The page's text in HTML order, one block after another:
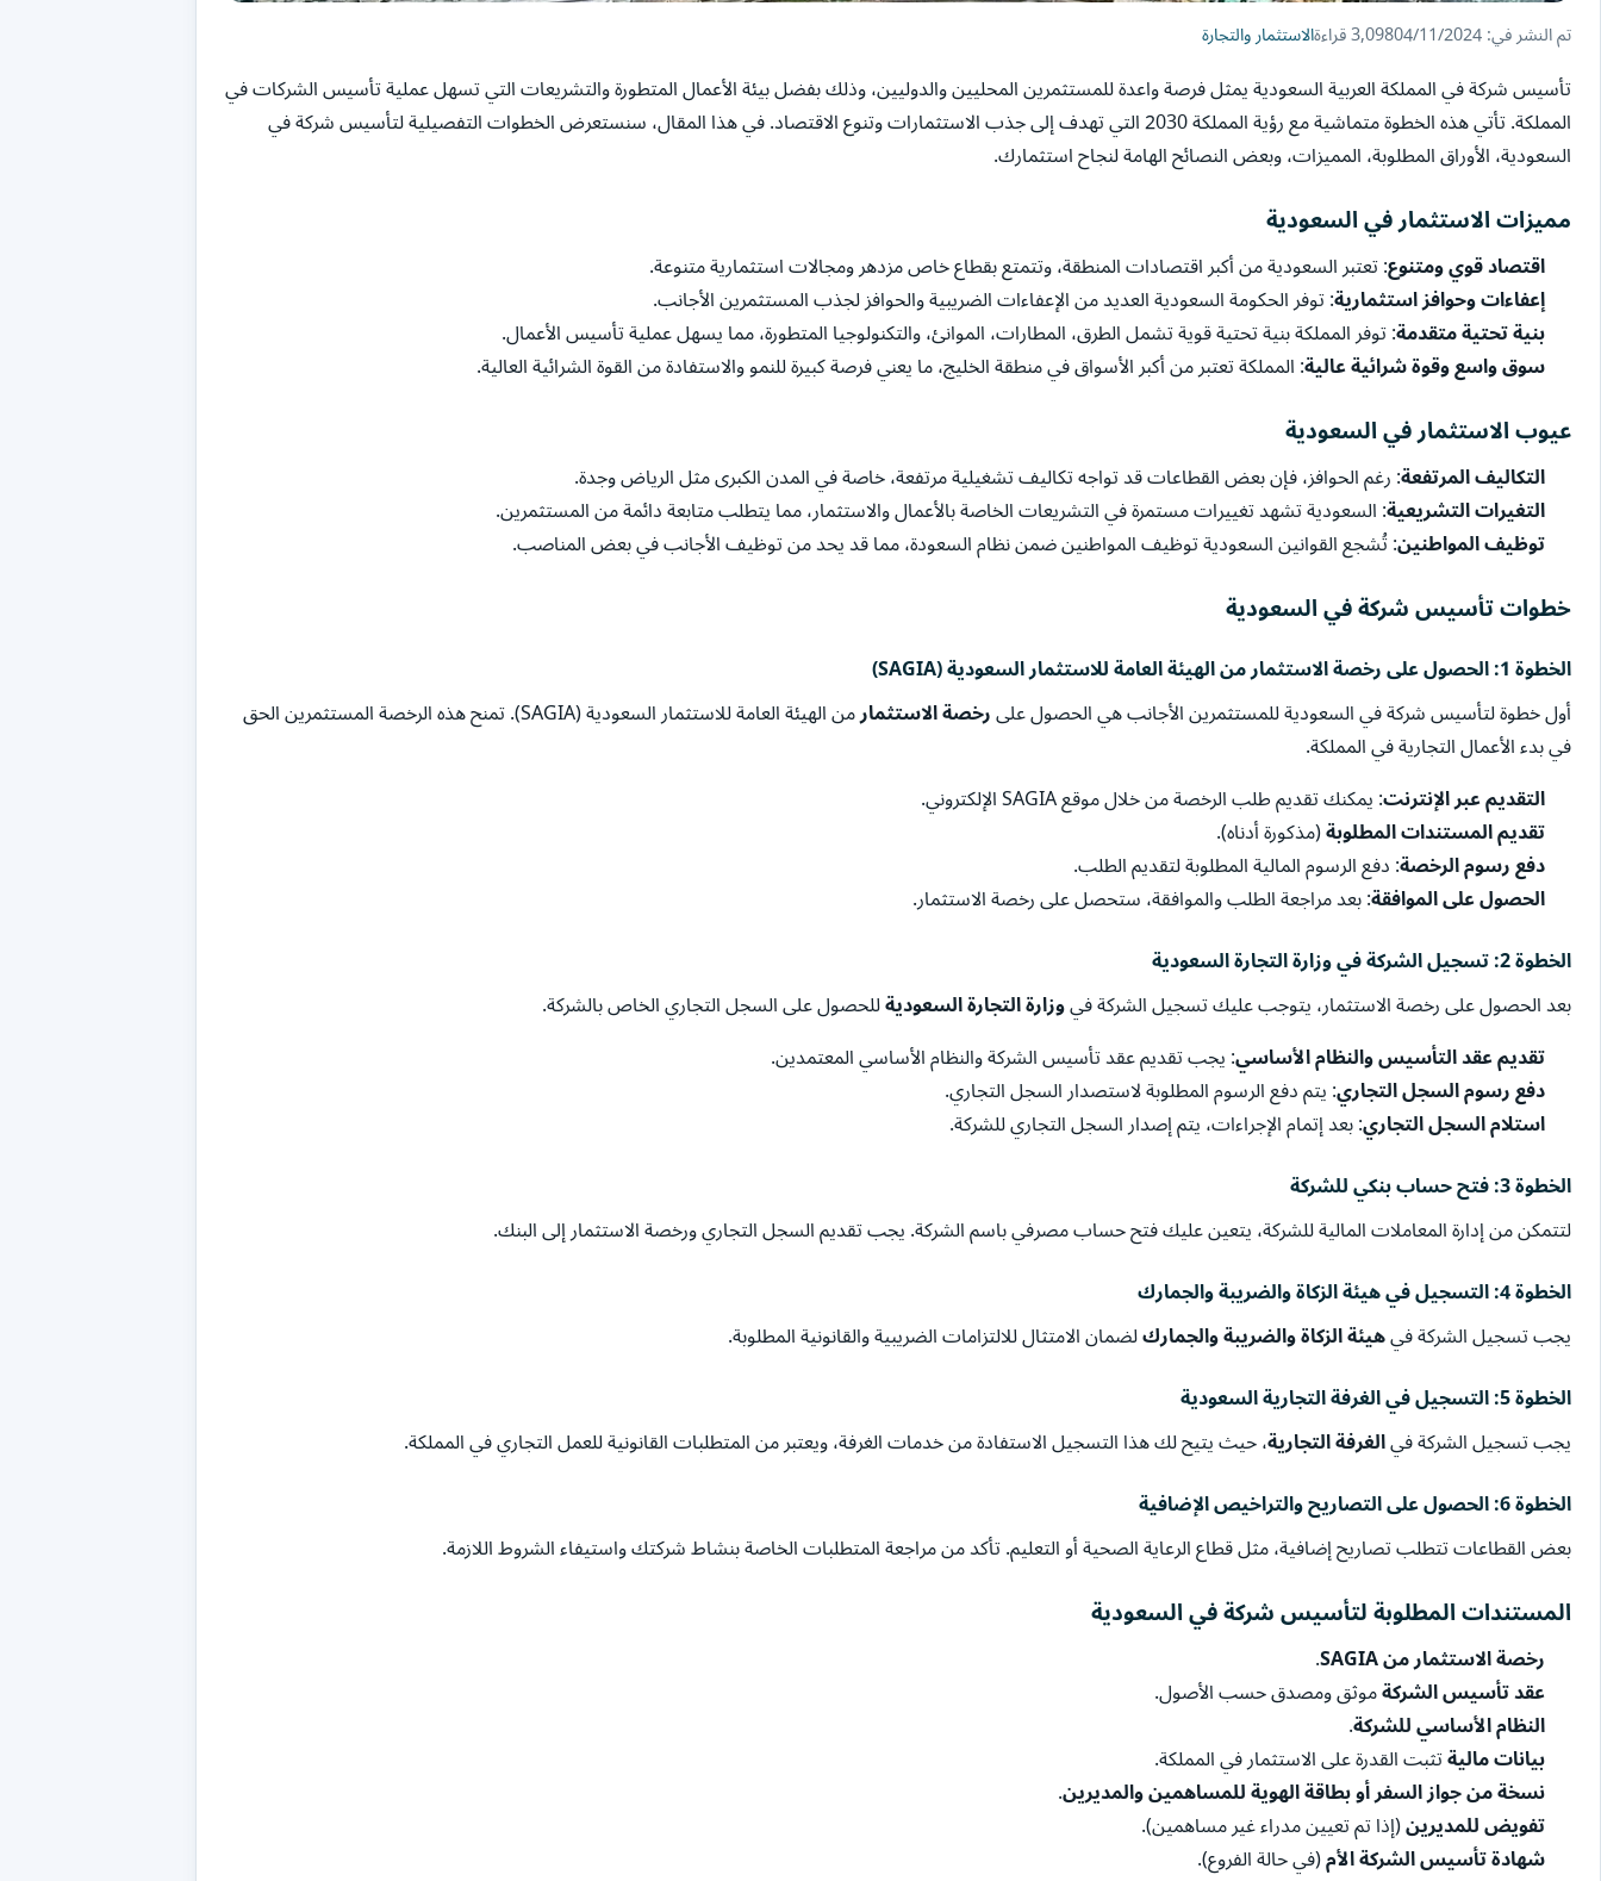
تم النشر في: 04/11/2024 3,098 قراءة الاستثمار والتجارة
تأسيس شركة في المملكة العربية السعودية يمثل فرصة واعدة للمستثمرين المحليين والدوليين، وذلك بفضل بيئة الأعمال المتطورة والتشريعات التي تسهل عملية تأسيس الشركات في
المملكة. تأتي هذه الخطوة متماشية مع رؤية المملكة 2030 التي تهدف إلى جذب الاستثمارات وتنوع الاقتصاد. في هذا المقال، سنستعرض الخطوات التفصيلية لتأسيس شركة في
السعودية، الأوراق المطلوبة، المميزات، وبعض النصائح الهامة لنجاح استثمارك.
مميزات الاستثمار في السعودية
اقتصاد قوي ومتنوع: تعتبر السعودية من أكبر اقتصادات المنطقة، وتتمتع بقطاع خاص مزدهر ومجالات استثمارية متنوعة.
إعفاءات وحوافز استثمارية: توفر الحكومة السعودية العديد من الإعفاءات الضريبية والحوافز لجذب المستثمرين الأجانب.
بنية تحتية متقدمة: توفر المملكة بنية تحتية قوية تشمل الطرق، المطارات، الموانئ، والتكنولوجيا المتطورة، مما يسهل عملية تأسيس الأعمال.
سوق واسع وقوة شرائية عالية: المملكة تعتبر من أكبر الأسواق في منطقة الخليج، ما يعني فرصة كبيرة للنمو والاستفادة من القوة الشرائية العالية.
عيوب الاستثمار في السعودية
التكاليف المرتفعة: رغم الحوافز، فإن بعض القطاعات قد تواجه تكاليف تشغيلية مرتفعة، خاصة في المدن الكبرى مثل الرياض وجدة.
التغيرات التشريعية: السعودية تشهد تغييرات مستمرة في التشريعات الخاصة بالأعمال والاستثمار، مما يتطلب متابعة دائمة من المستثمرين.
توظيف المواطنين: تُشجع القوانين السعودية توظيف المواطنين ضمن نظام السعودة، مما قد يحد من توظيف الأجانب في بعض المناصب.
خطوات تأسيس شركة في السعودية
الخطوة 1:
الحصول على رخصة الاستثمار من الهيئة العامة للاستثمار السعودية (SAGIA)
أول خطوة لتأسيس شركة في السعودية للمستثمرين الأجانب هي الحصول علىرخصة الاستثمار
من الهيئة العامة للاستثمار السعودية (SAGIA). تمنح هذه الرخصة المستثمرين الحق
في بدء الأعمال التجارية في المملكة.
التقديم عبر الإنترنت: يمكنك تقديم طلب الرخصة من خلال موقع SAGIA الإلكتروني.
تقديم المستندات المطلوبة(مذكورة أدناه).
دفع رسوم الرخصة: دفع الرسوم المالية المطلوبة لتقديم الطلب.
الحصول على الموافقة: بعد مراجعة الطلب والموافقة، ستحصل على رخصة الاستثمار.
الخطوة 2:
تسجيل الشركة في وزارة التجارة السعودية
بعد الحصول على رخصة الاستثمار، يتوجب عليك تسجيل الشركة فيوزارة التجارة السعوديةللحصول على السجل التجاري الخاص بالشركة.
تقديم عقد التأسيس والنظام الأساسي: يجب تقديم عقد تأسيس الشركة والنظام الأساسي المعتمدين.
دفع رسوم السجل التجاري: يتم دفع الرسوم المطلوبة لاستصدار السجل التجاري.
استلام السجل التجاري: بعد إتمام الإجراءات، يتم إصدار السجل التجاري للشركة.
الخطوة 3:
فتح حساب بنكي للشركة
لتتمكن من إدارة المعاملات المالية للشركة، يتعين عليك فتح حساب مصرفي باسم الشركة. يجب تقديم السجل التجاري ورخصة الاستثمار إلى البنك.
الخطوة 4:
التسجيل في هيئة الزكاة والضريبة والجمارك
يجب تسجيل الشركة فيهيئة الزكاة والضريبة والجماركلضمان الامتثال للالتزامات الضريبية والقانونية المطلوبة.
الخطوة 5:
التسجيل في الغرفة التجارية السعودية
يجب تسجيل الشركة فيالغرفة التجارية، حيث يتيح لك هذا التسجيل الاستفادة من خدمات الغرفة، ويعتبر من المتطلبات القانونية للعمل التجاري في المملكة.
الخطوة 6:
الحصول على التصاريح والتراخيص الإضافية
بعض القطاعات تتطلب تصاريح إضافية، مثل قطاع الرعاية الصحية أو التعليم. تأكد من مراجعة المتطلبات الخاصة بنشاط شركتك واستيفاء الشروط اللازمة.
المستندات المطلوبة لتأسيس شركة في السعودية
رخصة الاستثمار من SAGIA
.
عقد تأسيس الشركةموثق ومصدق حسب الأصول.
النظام الأساسي للشركة.
بيانات ماليةتثبت القدرة على الاستثمار في المملكة.
نسخة من جواز السفر أو بطاقة الهوية للمساهمين والمديرين.
تفويض للمديرين(إذا تم تعيين مدراء غير مساهمين).
شهادة تأسيس الشركة الأم(في حالة الفروع).